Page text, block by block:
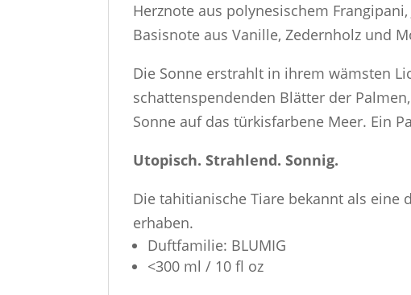
Herznote aus polynesischem
Basisnote aus Vanille, Zedernholz und
Die Sonne erstrahlt in ihrem wämsten
schattenspendenden Blätter der
Sonne auf das türkisfarbene Meer. Ein
Utopisch. Strahlend. Sonnig.
Die tahitianische Tiare bekannt als
erhaben.
Duftfamilie: BLUMIG
<300 ml / 10 fl oz